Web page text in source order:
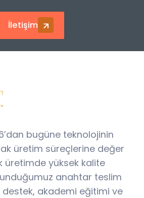
İletişim
bugüne teknolojinin
üretim süreçlerine değer
üretimde yüksek kalite
anahtar teslim
destek, akademi eğitimi ve